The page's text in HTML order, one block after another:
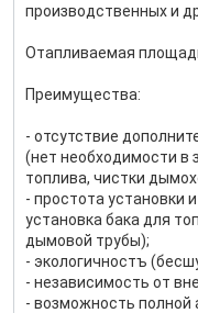
производственных и
Отапливаемая
Преимущества:
- отсутствие
(нет необходимости в
топлива, чистки
- простота установки
установка бака для
дымовой трубы);
- экологичностъ
- независимость от
- возможность полной